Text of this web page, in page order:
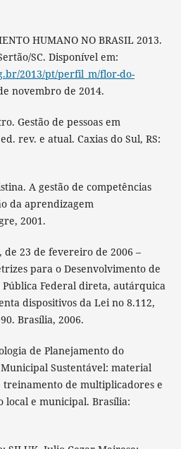
HUMANO NO BRASIL 2013.
SC. Disponível em:
2013/pt/perfil_m/flor-do-
novembro de 2014.
Gestão de pessoas em
rev. e atual. Caxias do Sul, RS:
A gestão de competências
da aprendizagem
2001.
de 23 de fevereiro de 2006 –
para o Desenvolvimento de
Pública Federal direta, autárquica
dispositivos da Lei no 8.112,
Brasília, 2006.
de Planejamento do
Sustentável: material
de multiplicadores e
local e municipal. Brasília: